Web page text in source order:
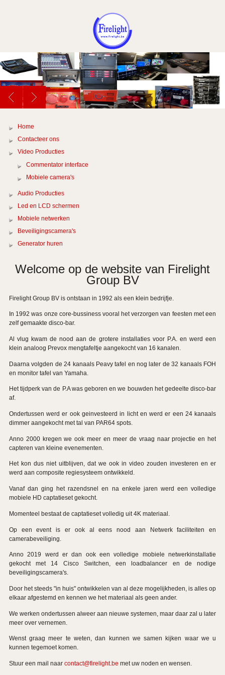
Home
Contacteer ons
Video Producties
Commentator interface
Mobiele camera's
Audio Producties
Led en LCD schermen
Mobiele netwerken
Beveiligingscamera's
Generator huren
Welcome op de website van Firelight
Group BV
Firelight Group BV is ontstaan in 1992 als een klein bedrijfje.
In 1992 was onze core-bussiness vooral het verzorgen van feesten met een
zelf gemaakte disco-bar.
Al vlug kwam de nood aan de grotere installaties voor P.A. en werd een
klein analoog Prevox mengtafeltje aangekocht van 16 kanalen.
Daarna volgden de 24 kanaals Peavy tafel en nog later de 32 kanaals FOH
en monitor tafel van Yamaha.
Het tijdperk van de P.A was geboren en we bouwden het gedeelte disco-bar
af.
Ondertussen werd er ook geinvesteerd in licht en werd er een 24 kanaals
dimmer aangekocht met tal van PAR64 spots.
Anno 2000 kregen we ook meer en meer de vraag naar projectie en het
capteren van kleine evenementen.
Het kon dus niet uitblijven, dat we ook in video zouden investeren en er
werd aan composite regiesysteem ontwikkeld.
Vanaf dan ging het razendsnel en na enkele jaren werd een volledige
mobiele HD captatieset gekocht.
Momenteel bestaat de captatieset volledig uit 4K materiaal.
Op een event is er ook al eens nood aan Netwerk faciliteiten en
camerabeveiliging.
Anno 2019 werd er dan ook een volledige mobiele netwerkinstallatie
gekocht met 14 Cisco Switchen, een loadbalancer en de nodige
beveiligingscamera's.
Door het steeds "in huis" ontwikkelen van al deze mogelijkheden, is alles op
elkaar afgestemd en kennen we het materiaal als geen ander.
We werken ondertussen alweer aan nieuwe systemen, maar daar zal u later
meer over vernemen.
Wenst graag meer te weten, dan kunnen we samen kijken waar we u
kunnen tegemoet komen.
Stuur een mail naar contact@firelight.be met uw noden en wensen.